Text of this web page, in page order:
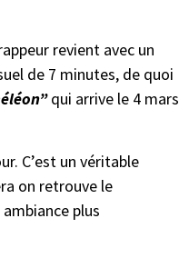
revient avec un
de 7 minutes, de quoi
qui arrive le 4 mars
C’est un véritable
on retrouve le
plus